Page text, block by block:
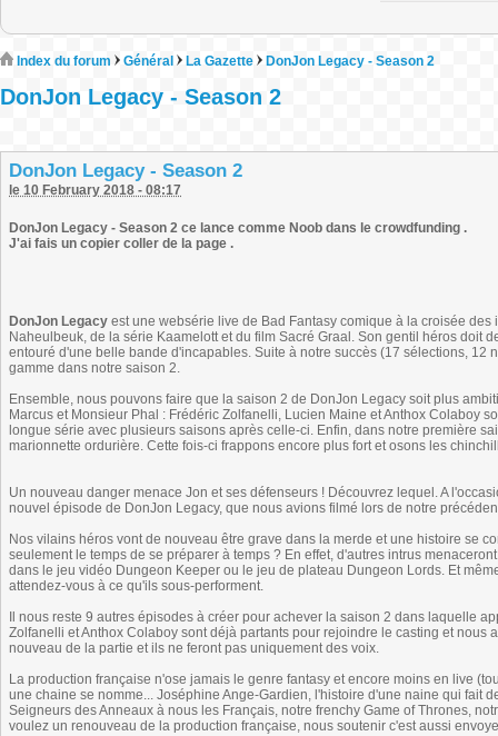
Index du forum Général La Gazette DonJon Legacy - Season 2
DonJon Legacy - Season 2
DonJon Legacy - Season 2
le 10 February 2018 - 08:17
DonJon Legacy - Season 2 ce lance comme Noob dans le crowdfunding .
J'ai fais un copier coller de la page .
DonJon Legacy est une websérie live de Bad Fantasy comique à la croisée
Naheulbeuk, de la série Kaamelott et du film Sacré Graal. Son gentil héros doit
entouré d'une belle bande d'incapables. Suite à notre succès (17 sélections, 12
gamme dans notre saison 2.
Ensemble, nous pouvons faire que la saison 2 de DonJon Legacy soit plus
Marcus et Monsieur Phal : Frédéric Zolfanelli, Lucien Maine et Anthox Colaboy
longue série avec plusieurs saisons après celle-ci. Enfin, dans notre première
marionnette ordurière. Cette fois-ci frappons encore plus fort et osons les
Un nouveau danger menace Jon et ses défenseurs ! Découvrez lequel. A
nouvel épisode de DonJon Legacy, que nous avions filmé lors de notre
Nos vilains héros vont de nouveau être grave dans la merde et une histoire se
seulement le temps de se préparer à temps ? En effet, d'autres intrus
dans le jeu vidéo Dungeon Keeper ou le jeu de plateau Dungeon Lords. Et
attendez-vous à ce qu'ils sous-performent.
Il nous reste 9 autres épisodes à créer pour achever la saison 2 dans laquelle
Zolfanelli et Anthox Colaboy sont ​déjà partants pour rejoindre le casting et nous
nouveau de la partie et ils ne feront pas uniquement des voix.
La production française n'ose jamais le genre fantasy et encore moins en live
une chaine se nomme... Joséphine Ange-Gardien, l'histoire d'une naine qui fait
Seigneurs des Anneaux à nous les Français, notre frenchy Game of Thrones,
voulez un renouveau de la production française, nous soutenir c'est aussi